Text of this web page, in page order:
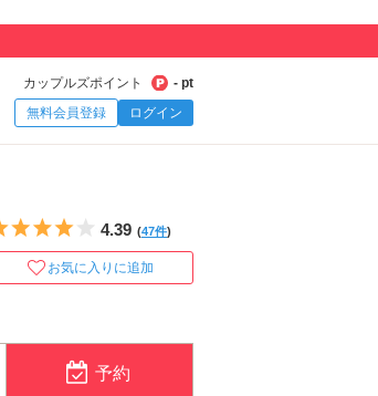
カップルズポイント
- pt
無料会員登録
ログイン
5つ星のうち4
4.39 (47件)
お気に入りに追加
予約